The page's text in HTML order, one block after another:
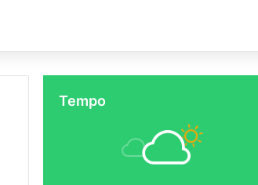
Tempo